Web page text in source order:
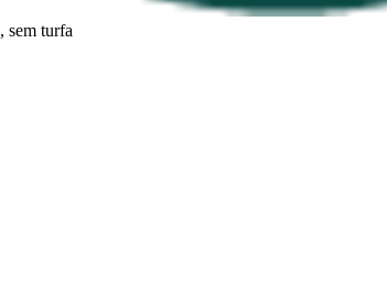
sem turfa